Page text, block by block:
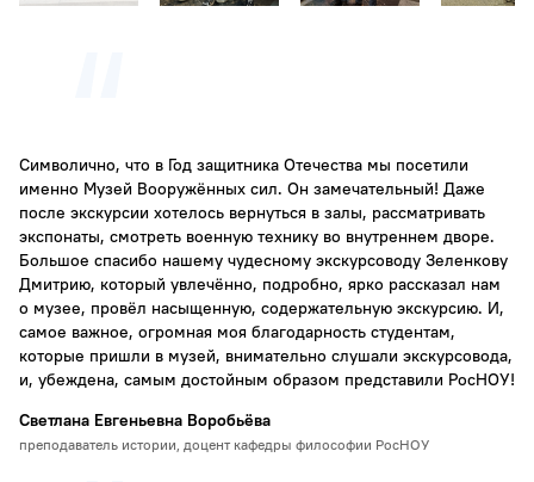
Символично, что в Год защитника Отечества мы посетили
именно Музей Вооружённых сил. Он замечательный! Даже
после экскурсии хотелось вернуться в залы, рассматривать
экспонаты, смотреть военную технику во внутреннем дворе.
Большое спасибо нашему чудесному экскурсоводу Зеленкову
Дмитрию, который увлечённо, подробно, ярко рассказал нам
о музее, провёл насыщенную, содержательную экскурсию. И,
самое важное, огромная моя благодарность студентам,
которые пришли в музей, внимательно слушали экскурсовода,
и, убеждена, самым достойным образом представили РосНОУ!
Светлана Евгеньевна Воробьёва
преподаватель истории, доцент кафедры философии РосНОУ